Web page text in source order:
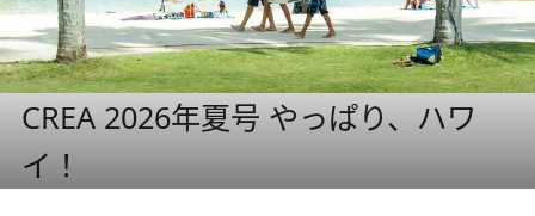
CREA 2026年夏号 やっぱり、ハワ
イ！